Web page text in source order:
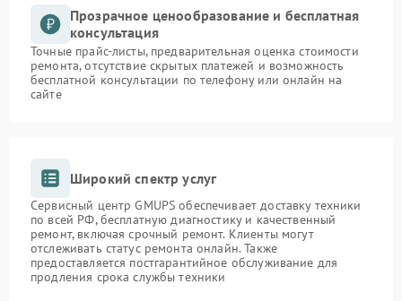
Прозрачное ценообразование и бесплатная
консультация
Точные прайс-листы, предварительная оценка стоимости
ремонта, отсутствие скрытых платежей и возможность
бесплатной консультации по телефону или онлайн на
сайте
Широкий спектр услуг
Сервисный центр GMUPS обеспечивает доставку техники
по всей РФ, бесплатную диагностику и качественный
ремонт, включая срочный ремонт. Клиенты могут
отслеживать статус ремонта онлайн. Также
предоставляется постгарантийное обслуживание для
продления срока службы техники